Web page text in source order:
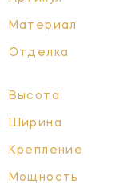
Материал
Отделка
Высота
Ширина
Крепление
Мощность